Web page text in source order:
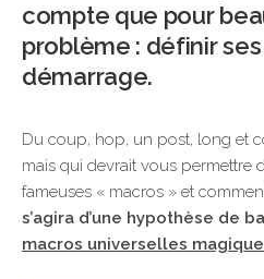
compte que pour
problème : définir
démarrage.
Du coup, hop, un post, long et
mais qui devrait vous permettre
fameuses « macros » et
s’agira d’une hypothèse de
macros universelles